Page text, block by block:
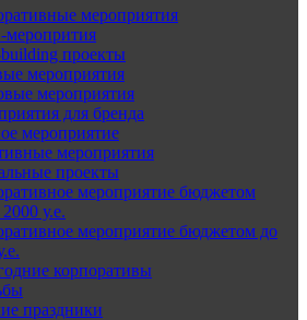
мероприятия
меропрития
проекты
мероприятия
мероприятия
для бренда
мероприятие
мероприятия
проекты
мероприятие бюджетом
у.е.
мероприятие бюджетом до
корпоративы
праздники